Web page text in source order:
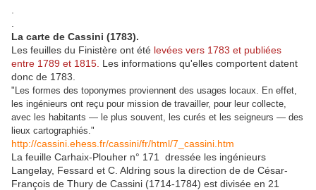
La carte de Cassini (1783).
Les feuilles du Finistère ont été levées vers 1783 et publiées
entre 1789 et 1815 Les informations qu'elles comportent datent
donc de 1783.
"Les formes des toponymes proviennent des usages locaux. En effet,
les ingénieurs ont reçu pour mission de travailler, pour leur collecte,
avec les habitants — le plus souvent, les curés et les seigneurs — des
lieux cartographiés."
http://cassini.ehess.fr/cassini/fr/html/7_cassini.htm
La feuille Carhaix-Plouher n° 171 dressée les ingénieurs
Langelay, Fessard et C. Aldring sous la direction de de César-
François de Thury de Cassini (1714-1784) est divisée en 21